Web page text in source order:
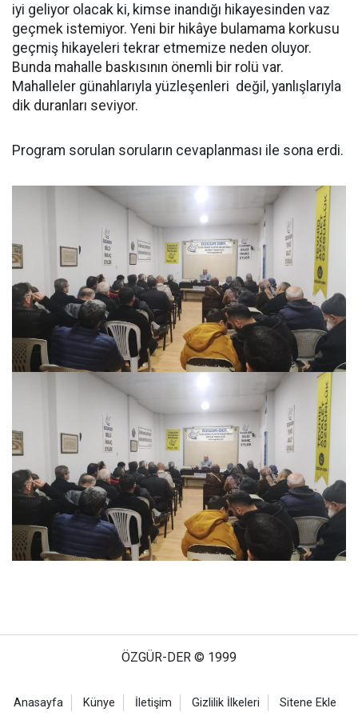
iyi geliyor olacak ki, kimse inandığı hikayesinden vaz
geçmek istemiyor. Yeni bir hikâye bulamama korkusu
geçmiş hikayeleri tekrar etmemize neden oluyor.
Bunda mahalle baskısının önemli bir rolü var.
Mahalleler günahlarıyla yüzleşenleri değil, yanlışlarıyla
dik duranları seviyor.
Program sorulan soruların cevaplanması ile sona erdi.
ÖZGÜR-DER © 1999
Anasayfa Künye İletişim Gizlilik İlkeleri Sitene Ekle